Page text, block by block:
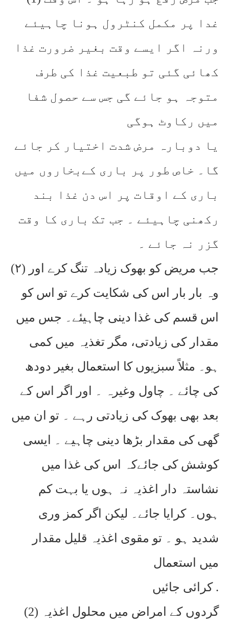
غدا پر مکمل کنٹرول ہونا چاہیئے
ورنہ اگر ایسے وقت بغیر ضرورت غذا
کھائی گئی تو طبعیت غذا کی طرف
متوجہ ہو جائے گی جس سے حصول شفا
میں رکاوٹ ہوگی
یا دوبارہ مرض شدت اختیار کر جائے
گا۔ خاص طور پر باری کےبخاروں میں
باری کے اوقات پر اس دن غذا بند
رکھنی چاہیئے ۔ جب تک باری کا وقت
گزر نہ جائے ۔
(۲) جب مریض کو بھوک زیادہ تنگ کرے اور
وہ بار بار اس کی شکایت کرے تو اس کو
اس قسم کی غذا دینی چاہیئے۔ جس میں
مقدار کی زیادتی، مگر تغذیہ میں کمی
ہو۔ مثلاً سبزیوں کا استعمال بغیر دودھ
کی چائے ۔ چاول وغیرہ ۔ اور اگر اس کے
بعد بھی بھوک کی زیادتی رہے ۔ تو ان میں
گھی کی مقدار بڑھا دینی چاہیے ۔ ایسی
کوشش کی جائےکہ اس کی غذا میں
نشاستہ دار اغذیہ نہ ہوں یا بہت کم
ہوں۔ کرایا جائے۔ لیکن اگر کمز وری
شدید ہو ۔ تو مقوی اغذیہ قلیل مقدار
میں استعمال
کرائی جائیں .
(2) گردوں کے امراض میں محلول اغذیہ